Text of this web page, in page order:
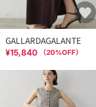
GALLARDAGALANTE
¥15,840 （20%OFF）